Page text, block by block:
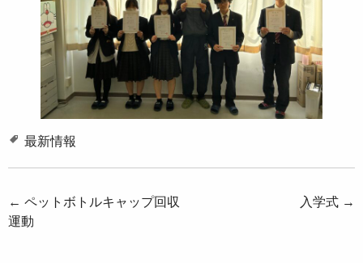
最新情報
投
稿
← ペットボトルキャップ回収
運動
入学式 →